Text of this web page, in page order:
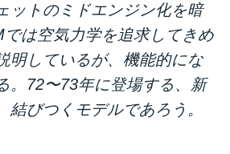
ットのミドエンジン化を暗
は空気力学を追求してきめ
明しているが、機能的にな
。72〜73年に登場する、新
結びつくモデルであろう。